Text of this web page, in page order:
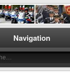
Navigation